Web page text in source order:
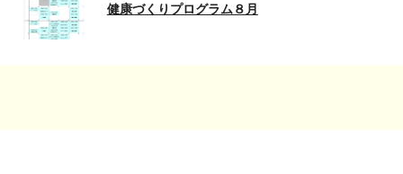
健康づくりプログラム８月